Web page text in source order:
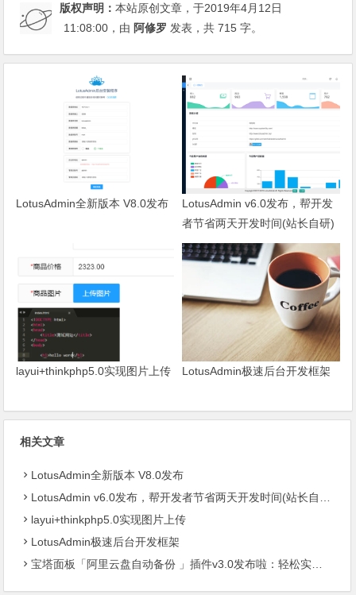
版权声明：本站原创文章，于2019年4月12日
11:08:00 ，由 阿修罗 发表，共 715 字。
LotusAdmin全新版本 V8.0发布
LotusAdmin v6.0发布，帮开发
者节省两天开发时间(站长自研)
layui+thinkphp5.0实现图片上传 LotusAdmin极速后台开发框架
相关文章
LotusAdmin全新版本 V8.0发布
LotusAdmin v6.0发布，帮开发者节省两天开发时间(站长自研)
layui+thinkphp5.0实现图片上传
LotusAdmin极速后台开发框架
宝塔面板「阿里云盘自动备份 」插件v3.0发布啦：轻松实现服务器数据异地容灾